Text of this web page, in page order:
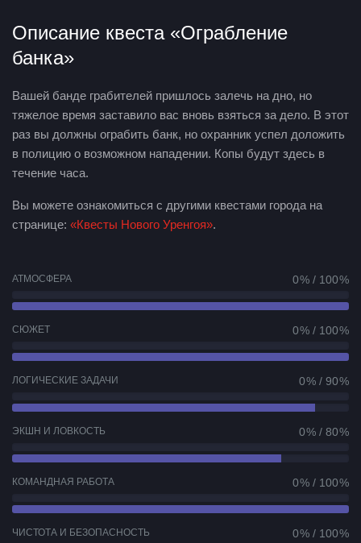
Описание квеста «Ограбление
банка»
Вашей банде грабителей пришлось залечь на дно, но
тяжелое время заставило вас вновь взяться за дело. В этот
раз вы должны ограбить банк, но охранник успел доложить
в полицию о возможном нападении. Копы будут здесь в
течение часа.
Вы можете ознакомиться с другими квестами города на
странице: «Квесты Нового Уренгоя».
АТМОСФЕРА 0 % / 100 %
СЮЖЕТ 0 % / 100 %
ЛОГИЧЕСКИЕ ЗАДАЧИ 0 % / 90 %
ЭКШН И ЛОВКОСТЬ 0 % / 80 %
КОМАНДНАЯ РАБОТА 0 % / 100 %
ЧИСТОТА И БЕЗОПАСНОСТЬ 0 % / 100 %